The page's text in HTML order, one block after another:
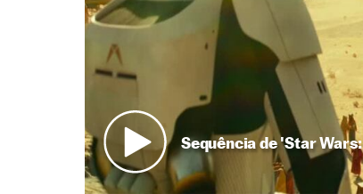
Sequência de 'Star